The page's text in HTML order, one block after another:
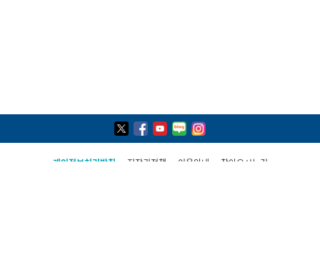
개인정보처리방침 저작권정책 이용안내
찾아오시는길